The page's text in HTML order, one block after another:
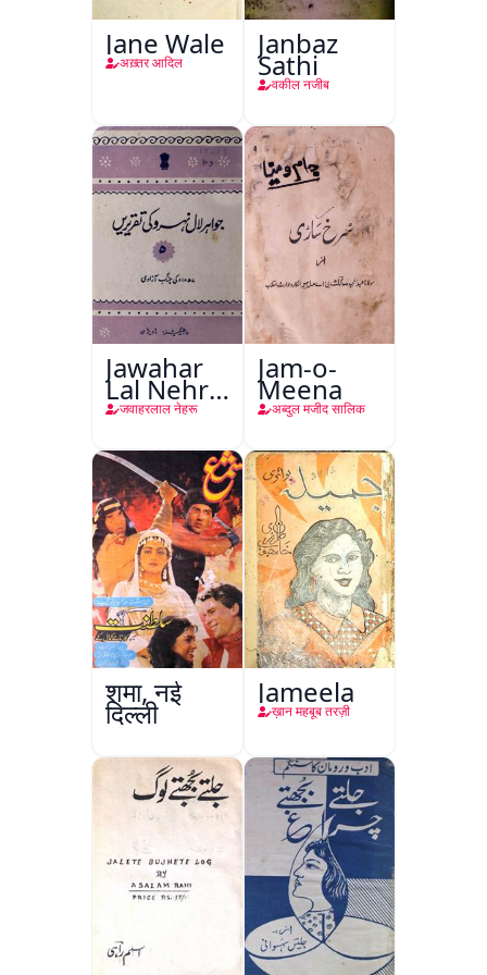
Jane Wale
अख़्तर आदिल
Janbaz
Sathi
वकील नजीब
Jawahar
Lal Nehru
Ki
(Jang-e-
Azadi)
जवाहरलाल नेहरू
Jam-o-
Meena
अब्दुल मजीद सालिक
शमा, नई
दिल्ली
Jameela
ख़ान महबूब तरज़ी